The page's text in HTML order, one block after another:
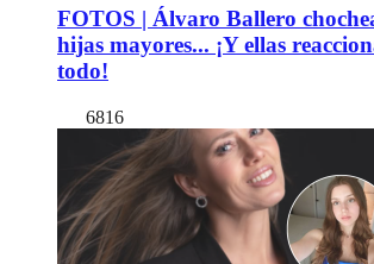
FOTOS | Álvaro Ballero
hijas mayores... ¡Y ellas
todo!
6816